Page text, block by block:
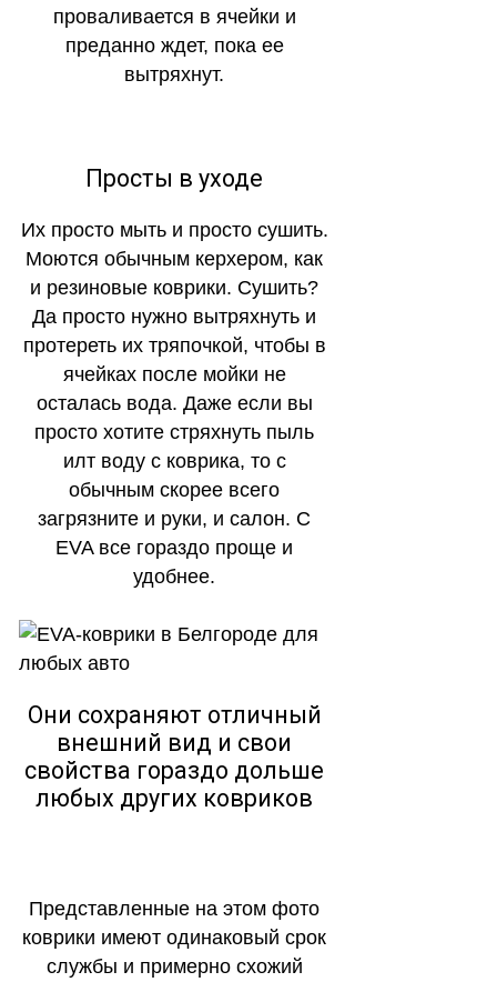
проваливается в ячейки и
преданно ждет, пока ее
вытряхнут.
Просты в уходе
Их просто мыть и просто сушить.
Моются обычным керхером, как
и резиновые коврики. Сушить?
Да просто нужно вытряхнуть и
протереть их тряпочкой, чтобы в
ячейках после мойки не
осталась вода. Даже если вы
просто хотите стряхнуть пыль
илт воду с коврика, то с
обычным скорее всего
загрязните и руки, и салон. С
EVA все гораздо проще и
удобнее.
Они сохраняют отличный
внешний вид и свои
свойства гораздо дольше
любых других ковриков
Представленные на этом фото
коврики имеют одинаковый срок
службы и примерно схожий